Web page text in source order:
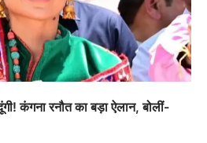
कंगना रनौत का बड़ा ऐलान, बोलीं-